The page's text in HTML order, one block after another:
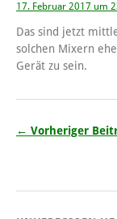
17. Februar 2017 um
Das sind jetzt
solchen Mixern
Gerät zu sein.
← Vorheriger